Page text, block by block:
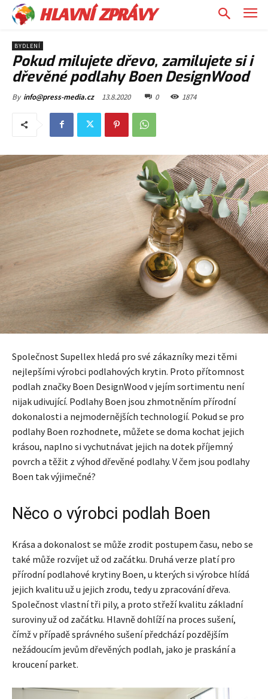
HLAVNÍ ZPRÁVY
BYDLENÍ
Pokud milujete dřevo, zamilujete si i
dřevěné podlahy Boen DesignWood
By info@press-media.cz 13.8.2020 0 1874
Společnost Supellex hledá pro své zákazníky mezi těmi
nejlepšími výrobci podlahových krytin. Proto přítomnost
podlah značky Boen DesignWood v jejím sortimentu není
nijak udivující. Podlahy Boen jsou zhmotněním přírodní
dokonalosti a nejmodernějších technologií. Pokud se pro
podlahy Boen rozhodnete, můžete se doma kochat jejich
krásou, naplno si vychutnávat jejich na dotek příjemný
povrch a těžit z výhod dřevěné podlahy. V čem jsou podlahy
Boen tak výjimečné?
Něco o výrobci podlah Boen
Krása a dokonalost se může zrodit postupem času, nebo se
také může rozvíjet už od začátku. Druhá verze platí pro
přírodní podlahové krytiny Boen, u kterých si výrobce hlídá
jejich kvalitu už u jejich zrodu, tedy u zpracování dřeva.
Společnost vlastní tři pily, a proto střeží kvalitu základní
suroviny už od začátku. Hlavně dohlíží na proces sušení,
čímž v případě správného sušení předchází pozdějším
nežádoucím jevům dřevěných podlah, jako je praskání a
kroucení parket.